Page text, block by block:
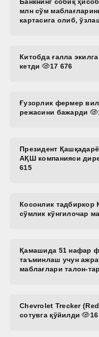
млн сўм
картасига олиб,
Китобда ғалла
кетди
17 676
Ғузорлик фермер
режасини бажарди
Президент
АҚШ компанияси
615
Косонлик
сўмлик кўнгилочар
Қамашида 51 нафар
таъминлаш учун
маблағлари талон-
Chevrolet Trecker
сотувга қўйилди